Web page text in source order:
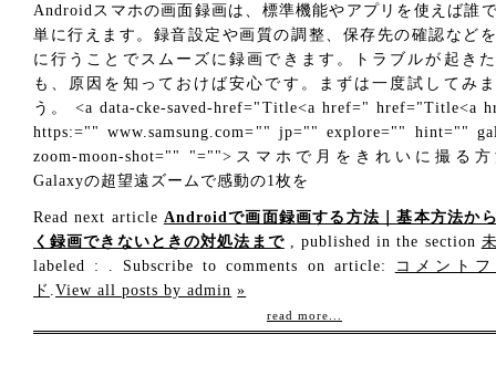
Androidスマホの画面録画は、標準機能やアプリを使えば誰
単に行えます。録音設定や画質の調整、保存先の確認など
に行うことでスムーズに録画できます。トラブルが起き
も、原因を知っておけば安心です。まずは一度試してみ
う。 <a data-cke-saved-href="Title<a href=" href="Title<a
https:="" www.samsung.com="" jp="" explore="" hint=""
zoom-moon-shot="" "="">スマホで月をきれいに撮る
Galaxyの超望遠ズームで感動の1枚を
Read next article Androidで画面録画する方法｜基本方法か
く録画できないときの対処法まで, published in the section
labeled : . Subscribe to comments on article:
コメント
ド .View all posts by admin »
read more...